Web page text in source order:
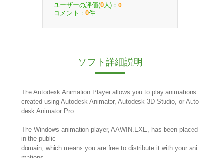
ユーザーの評価(0 人)： 0
コメント： 0件
ソフト詳細説明
The Autodesk Animation Player allows you to play animations
created using Autodesk Animator, Autodesk 3D Studio, or Auto
desk Animator Pro.
The Windows animation player, AAWIN.EXE, has been placed
in the public
domain, which means you are free to distribute it with your ani